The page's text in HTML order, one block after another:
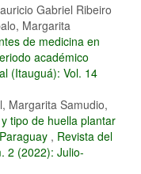
Gabriel Ribeiro
Margarita
de medicina en
académico
(Itauguá): Vol. 14
Margarita Samudio,
tipo de huella plantar
, Revista del
2 (2022): Julio-